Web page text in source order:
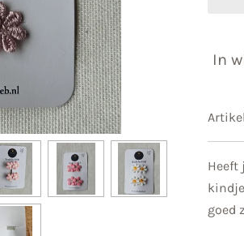
In
Heeft
goed